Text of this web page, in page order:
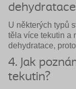
U některých typů
těla více tekutin a
dehydratace,
4. Jak
tekutin?